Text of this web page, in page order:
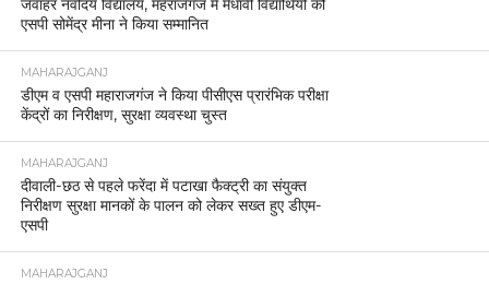
जवाहर नवोदय विद्यालय, महराजगंज में मेधावी विद्यार्थियों को
एसपी सोमेंद्र मीना ने किया सम्मानित
MAHARAJGANJ
डीएम व एसपी महाराजगंज ने किया पीसीएस प्रारंभिक परीक्षा
केंद्रों का निरीक्षण, सुरक्षा व्यवस्था चुस्त
MAHARAJGANJ
दीवाली-छठ से पहले फरेंदा में पटाखा फैक्ट्री का संयुक्त
निरीक्षण सुरक्षा मानकों के पालन को लेकर सख्त हुए डीएम-
एसपी
MAHARAJGANJ